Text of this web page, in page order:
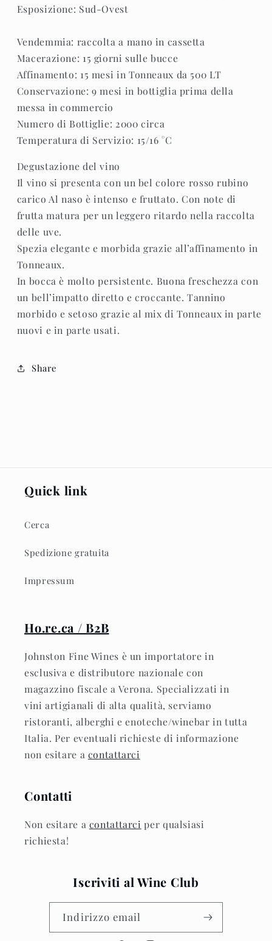
Esposizione: Sud-Ovest
Vendemmia: raccolta a mano in cassetta
Macerazione: 15 giorni sulle bucce
Affinamento: 15 mesi in Tonneaux da 500 LT
Conservazione: 9 mesi in bottiglia prima della
messa in commercio
Numero di Bottiglie: 2000 circa
Temperatura di Servizio: 15/16 °C
Degustazione del vino
Il vino si presenta con un bel colore rosso rubino
carico Al naso è intenso e fruttato. Con note di
frutta matura per un leggero ritardo nella raccolta
delle uve.
Spezia elegante e morbida grazie all’affinamento in
Tonneaux.
In bocca è molto persistente. Buona freschezza con
un bell’impatto diretto e croccante. Tannino
morbido e setoso grazie al mix di Tonneaux in parte
nuovi e in parte usati.
Share
Quick link
Cerca
Spedizione gratuita
Impressum
Ho.re.ca / B2B
Johnston Fine Wines è un importatore in
esclusiva e distributore nazionale con
magazzino fiscale a Verona. Specializzati in
vini artigianali di alta qualità, serviamo
ristoranti, alberghi e enoteche/winebar in tutta
Italia. Per eventuali richieste di informazione
non esitare a contattarci
Contatti
Non esitare a contattarci per qualsiasi
richiesta!
Iscriviti al Wine Club
Indirizzo email